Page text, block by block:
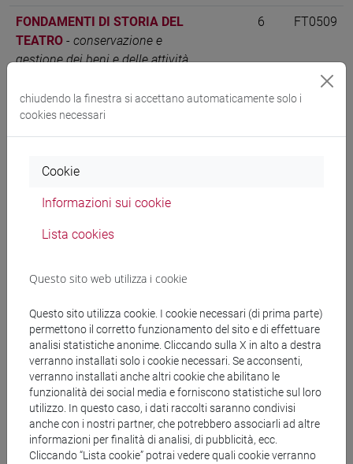
FONDAMENTI DI STORIA DEL
TEATRO - conservazione e
gestione dei beni e delle attività
6 FT0509
Ricerca strutture
Ricerca pubblicazioni
Ricerca risorse bibliografiche
chiudendo la finestra si accettano automaticamente solo i
cookies necessari
Cookie
Informazioni sui cookie
Lista cookies
Questo sito web utilizza i cookie
Questo sito utilizza cookie. I cookie necessari (di prima parte)
permettono il corretto funzionamento del sito e di effettuare
analisi statistiche anonime. Cliccando sulla X in alto a destra
verranno installati solo i cookie necessari. Se acconsenti,
verranno installati anche altri cookie che abilitano le
funzionalità dei social media e forniscono statistiche sul loro
utilizzo. In questo caso, i dati raccolti saranno condivisi
anche con i nostri partner, che potrebbero associarli ad altre
informazioni per finalità di analisi, di pubblicità, ecc.
Cliccando “Lista cookie” potrai vedere quali cookie verranno